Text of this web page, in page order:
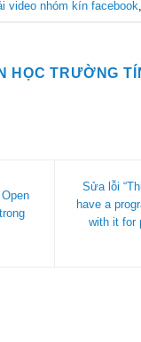
video nhóm kín facebook
HỌC TRƯỜNG
Sửa lỗi
have a
with it for